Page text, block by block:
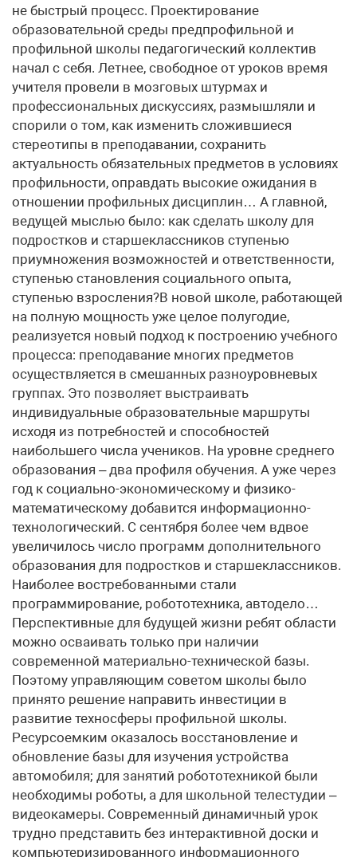
не быстрый процесс. Проектирование
образовательной среды предпрофильной и
профильной школы педагогический коллектив
начал с себя. Летнее, свободное от уроков время
учителя провели в мозговых штурмах и
профессиональных дискуссиях, размышляли и
спорили о том, как изменить сложившиеся
стереотипы в преподавании, сохранить
актуальность обязательных предметов в условиях
профильности, оправдать высокие ожидания в
отношении профильных дисциплин… А главной,
ведущей мыслью было: как сделать школу для
подростков и старшеклассников ступенью
приумножения возможностей и ответственности,
ступенью становления социального опыта,
ступенью взросления?В новой школе, работающей
на полную мощность уже целое полугодие,
реализуется новый подход к построению учебного
процесса: преподавание многих предметов
осуществляется в смешанных разноуровневых
группах. Это позволяет выстраивать
индивидуальные образовательные маршруты
исходя из потребностей и способностей
наибольшего числа учеников. На уровне среднего
образования – два профиля обучения. А уже через
год к социально-экономическому и физико-
математическому добавится информационно-
технологический. С сентября более чем вдвое
увеличилось число программ дополнительного
образования для подростков и старшеклассников.
Наиболее востребованными стали
программирование, робототехника, автодело…
Перспективные для будущей жизни ребят области
можно осваивать только при наличии
современной материально-технической базы.
Поэтому управляющим советом школы было
принято решение направить инвестиции в
развитие техносферы профильной школы.
Ресурсоемким оказалось восстановление и
обновление базы для изучения устройства
автомобиля; для занятий робототехникой были
необходимы роботы, а для школьной телестудии –
видеокамеры. Современный динамичный урок
трудно представить без интерактивной доски и
компьютеризированного информационного